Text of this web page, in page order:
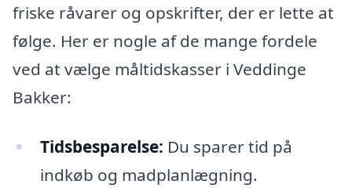
friske råvarer og opskrifter, der er lette at
følge. Her er nogle af de mange fordele
ved at vælge måltidskasser i Veddinge
Bakker:
Tidsbesparelse: Du sparer tid på
indkøb og madplanlægning.